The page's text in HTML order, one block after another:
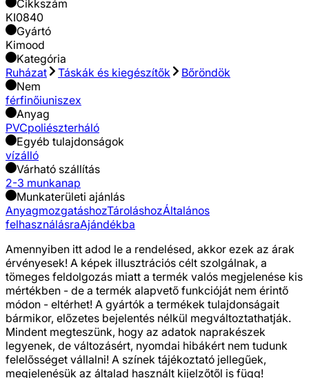
Cikkszám
KI0840
Gyártó
Kimood
Kategória
Ruházat
Táskák és kiegészítők
Bőröndök
Nem
férfinőiuniszex
Anyag
PVCpoliészterháló
Egyéb tulajdonságok
vízálló
Várható szállítás
2-3 munkanap
Munkaterületi ajánlás
AnyagmozgatáshozTároláshozÁltalános
felhasználásraAjándékba
Amennyiben itt adod le a rendelésed, akkor ezek az árak
érvényesek! A képek illusztrációs célt szolgálnak, a
tömeges feldolgozás miatt a termék valós megjelenése kis
mértékben - de a termék alapvető funkcióját nem érintő
módon - eltérhet! A gyártók a termékek tulajdonságait
bármikor, előzetes bejelentés nélkül megváltoztathatják.
Mindent megteszünk, hogy az adatok naprakészek
legyenek, de változásért, nyomdai hibákért nem tudunk
felelősséget vállalni! A színek tájékoztató jellegűek,
megjelenésük az általad használt kijelzőtől is függ!